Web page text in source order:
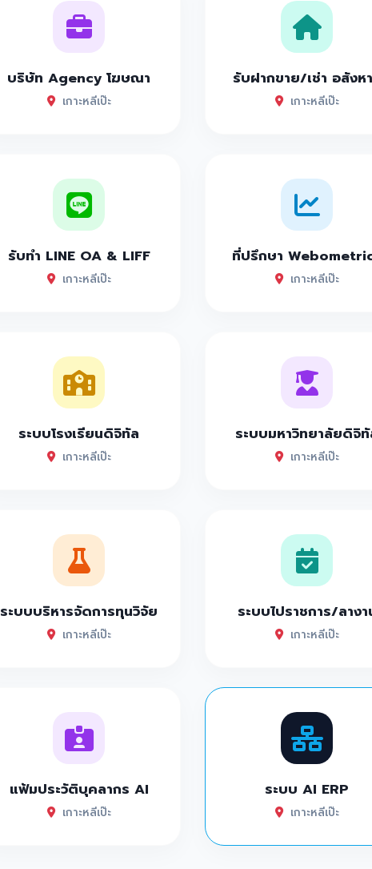
บริษัท Agency โฆษณา
เกาะหลีเป๊ะ
รับฝากขาย/เช่า อสังห
เกาะหลีเป๊ะ
รับทำ LINE OA & LIFF
เกาะหลีเป๊ะ
ที่ปรึกษา
เกาะหลีเป๊ะ
ระบบโรงเรียนดิจิทัล
เกาะหลีเป๊ะ
ระบบมหาวิทยาลัยดิจิ
เกาะหลีเป๊ะ
ระบบบริหารจัดการทุนวิจัย
เกาะหลีเป๊ะ
ระบบไปราชการ/ลางา
เกาะหลีเป๊ะ
แฟ้มประวัติบุคลากร AI
เกาะหลีเป๊ะ
ระบบ AI ERP
เกาะหลีเป๊ะ